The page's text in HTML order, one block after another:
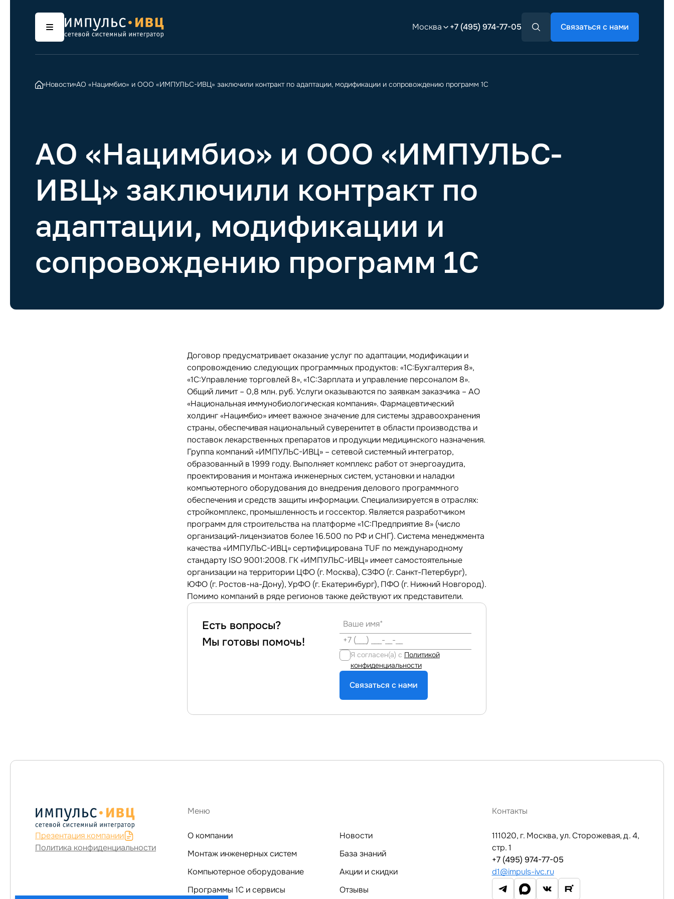
Москва +7 (495) 974-77-05 Связаться с нами
Новости АО «Нацимбио» и ООО «ИМПУЛЬС-ИВЦ» заключили контракт по адаптации, модификации и сопровождению программ 1С
АО «Нацимбио» и ООО «ИМПУЛЬС-
ИВЦ» заключили контракт по
адаптации, модификации и
сопровождению программ 1С
Договор предусматривает оказание услуг по адаптации, модификации и
сопровождению следующих программных продуктов: «1С:Бухгалтерия 8»,
«1С:Управление торговлей 8», «1С:Зарплата и управление персоналом 8».
Общий лимит – 0,8 млн. руб. Услуги оказываются по заявкам заказчика – АО
«Национальная иммунобиологическая компания». Фармацевтический
холдинг «Нацимбио» имеет важное значение для системы здравоохранения
страны, обеспечивая национальный суверенитет в области производства и
поставок лекарственных препаратов и продукции медицинского назначения.
Группа компаний «ИМПУЛЬС-ИВЦ» – сетевой системный интегратор,
образованный в 1999 году. Выполняет комплекс работ от энергоаудита,
проектирования и монтажа инженерных систем, установки и наладки
компьютерного оборудования до внедрения делового программного
обеспечения и средств защиты информации. Специализируется в отраслях:
стройкомплекс, промышленность и госсектор. Является разработчиком
программ для строительства на платформе «1С:Предприятие 8» (число
организаций-лицензиатов более 16.500 по РФ и СНГ). Система менеджмента
качества «ИМПУЛЬС-ИВЦ» сертифицирована TUF по международному
стандарту ISO 9001:2008. ГК «ИМПУЛЬС-ИВЦ» имеет самостоятельные
организации на территории ЦФО (г. Москва), СЗФО (г. Санкт-Петербург),
ЮФО (г. Ростов-на-Дону), УрФО (г. Екатеринбург), ПФО (г. Нижний Новгород).
Помимо компаний в ряде регионов также действуют их представители.
Есть вопросы?
Мы готовы помочь!
Я согласен(а) с Политикой
конфиденциальности
Связаться с нами
Презентация компании
Политика конфиденциальности
Меню
О компании
Монтаж инженерных систем
Компьютерное оборудование
Программы 1C и сервисы
Новости
База знаний
Акции и скидки
Отзывы
Контакты
111020, г. Москва, ул. Сторожевая, д. 4,
стр. 1
+7 (495) 974-77-05
d1@impuls-ivc.ru